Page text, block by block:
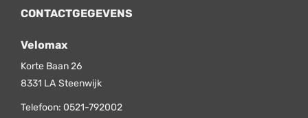
CONTACTGEGEVENS
Velomax
Korte Baan 26
8331 LA Steenwijk
Telefoon: 0521-792002